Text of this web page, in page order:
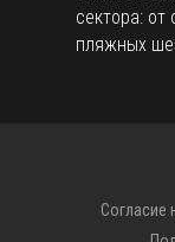
сектора:
пляжных
Согласие